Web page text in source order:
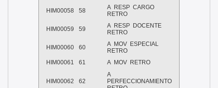
HIM00058 58 A RESP CARGO
RETRO
HIM00059 59 A RESP DOCENTE
RETRO
HIM00060 60 A MOV ESPECIAL
RETRO
HIM00061
61 A MOV RETRO
HIM00062 62
A
PERFECCIONAMIENTO